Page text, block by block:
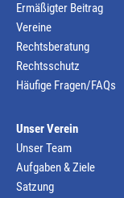
Ermäßigter Beitrag
Vereine
Rechtsberatung
Rechtsschutz
Häufige Fragen/FAQs
Unser Verein
Unser Team
Aufgaben & Ziele
Satzung